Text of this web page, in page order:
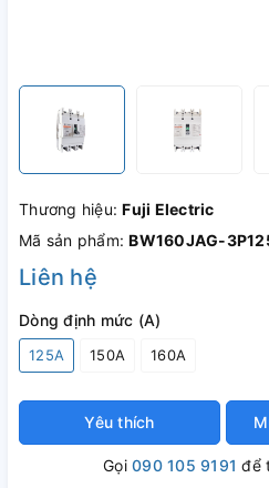
Thương hiệu:Fuji Electric
Mã sản phẩm:BW160JAG-
Liên hệ
Dòng định mức (A)
125A 150A 160A
Yêu thích
Gọi090 105 9191 để